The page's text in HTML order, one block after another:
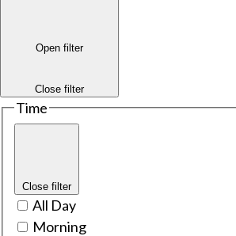
Open filter
Close filter
Time
Close filter
All Day
Morning